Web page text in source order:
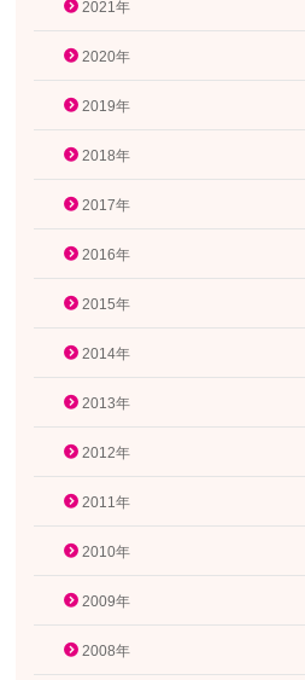
2021年
2020年
2019年
2018年
2017年
2016年
2015年
2014年
2013年
2012年
2011年
2010年
2009年
2008年